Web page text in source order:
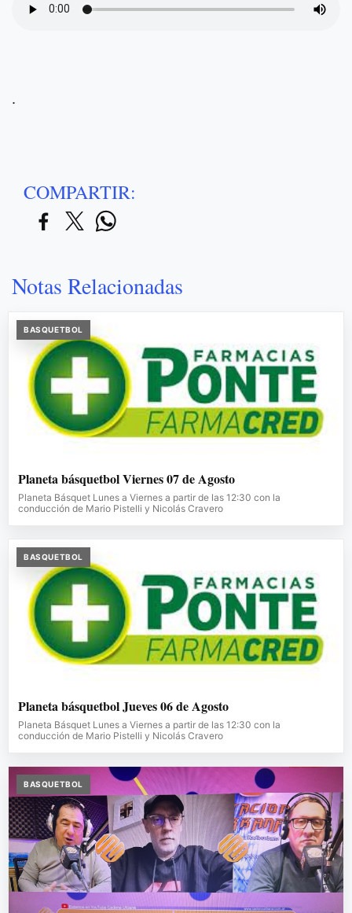
.
COMPARTIR:
Notas Relacionadas
BASQUETBOL
Planeta básquetbol Viernes 07 de Agosto
Planeta Básquet Lunes a Viernes a partir de las 12:30 con la
conducción de Mario Pistelli y Nicolás Cravero
BASQUETBOL
Planeta básquetbol Jueves 06 de Agosto
Planeta Básquet Lunes a Viernes a partir de las 12:30 con la
conducción de Mario Pistelli y Nicolás Cravero
BASQUETBOL